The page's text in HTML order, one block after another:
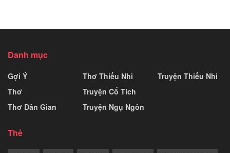
Danh mục
Gợi Ý
Thơ
Thơ Dân Gian
Thơ Thiếu Nhi
Truyện Cổ Tích
Truyện Ngụ Ngôn
Truyện Thiếu Nhi
Thẻ